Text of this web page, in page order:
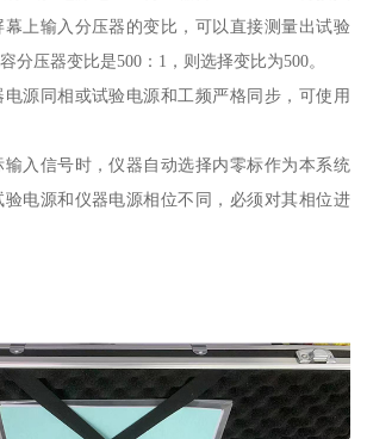
上输入分压器的变比，可以直接测量出试验
分压器变比是500：1，则选择变比为500。
源同相或试验电源和工频严格同步，可使用
入信号时，仪器自动选择内零标作为本系统
电源和仪器电源相位不同，必须对其相位进